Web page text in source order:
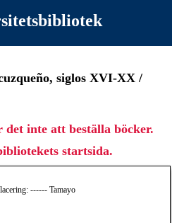
siglos XVI-XX /
inte att beställa böcker.
startsida.
------ Tamayo